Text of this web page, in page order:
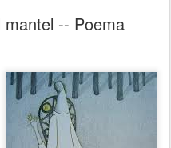
-- Poema